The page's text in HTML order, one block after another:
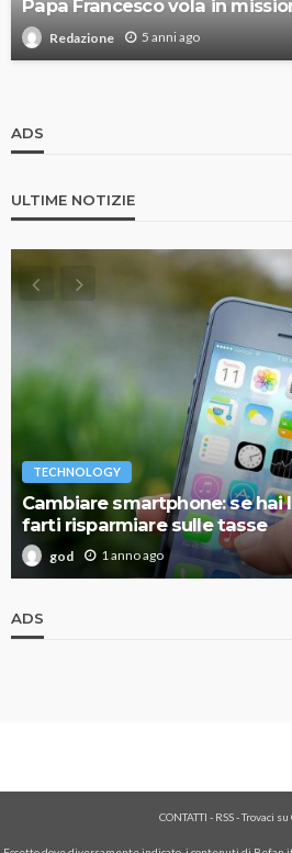
Papa Francesco vola in
Redazione 5 anni ago
ADS
ULTIME NOTIZIE
TECHNOLOGY
Cambiare smartphone: se hai
farti risparmiare sulle tasse
god 1 anno ago
ADS
CONTATTI - RSS-Trovaci su